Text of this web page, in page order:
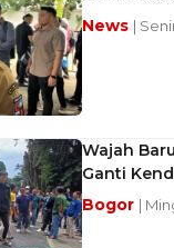
News |
Wajah
Ganti
Bogor |